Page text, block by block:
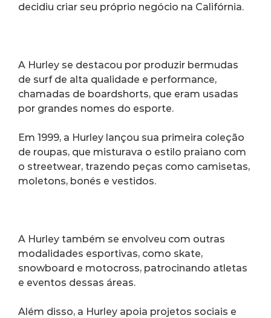
decidiu criar seu próprio negócio na Califórnia.
A Hurley se destacou por produzir bermudas
de surf de alta qualidade e performance,
chamadas de boardshorts, que eram usadas
por grandes nomes do esporte.
Em 1999, a Hurley lançou sua primeira coleção
de roupas, que misturava o estilo praiano com
o streetwear, trazendo peças como camisetas,
moletons, bonés e vestidos.
A Hurley também se envolveu com outras
modalidades esportivas, como skate,
snowboard e motocross, patrocinando atletas
e eventos dessas áreas.
Além disso, a Hurley apoia projetos sociais e